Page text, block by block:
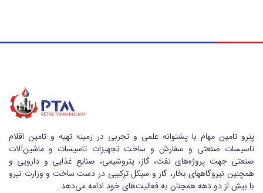
پترو تامین مهام با پشتوانه علمی و تجربی در زمینه تهیه و تامین اقلام
تاسیسات صنعتی و سفارش و ساخت تجهیزات تاسیسات و ماشین‌آلات
صنعتی جهت پروژه‌های نفت، گاز، پتروشیمی، صنایع غذایی و دارویی و
همچنین نیروگاههای بخار، گاز و سیکل ترکیبی در دست ساخت و وزارت نیرو
با بیش از دو دهه همچنان به فعالیت‌های خود ادامه می‌دهد.